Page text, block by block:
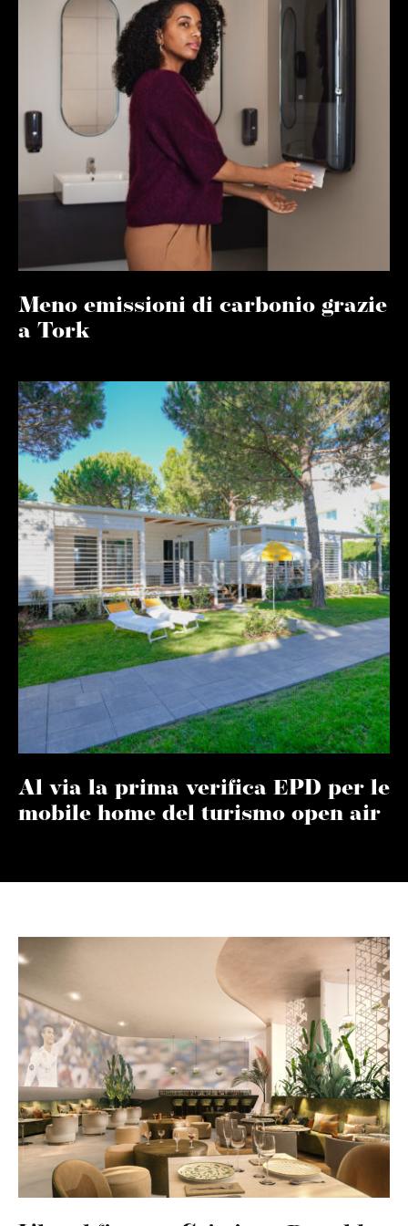
Meno emissioni di carbonio grazie
a Tork
Al via la prima verifica EPD per le
mobile home del turismo open air